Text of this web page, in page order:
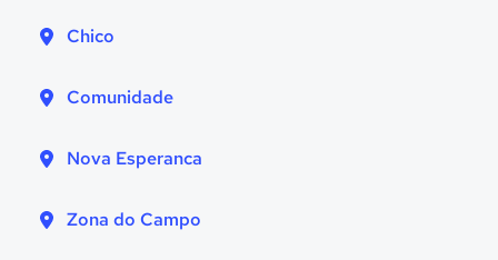
Chico
Comunidade
Nova Esperanca
Zona do Campo